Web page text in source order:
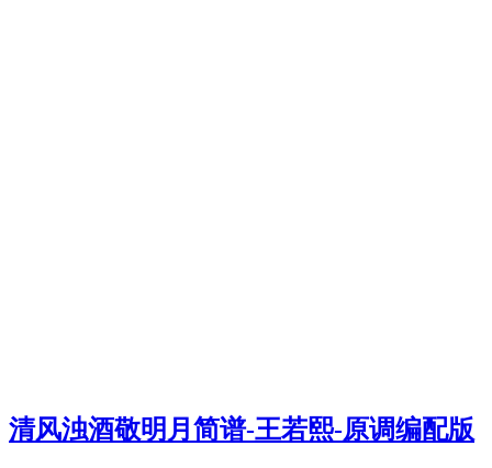
清风浊酒敬明月简谱-王若熙-原调编配版